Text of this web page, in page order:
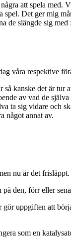
att spela med.
Det ger mig
de slängde sig med
våra respektive
kanske det är
av vad de
ta sig vidare och
något annat av.
nu är det
den, förr eller
uppgiften att
som en